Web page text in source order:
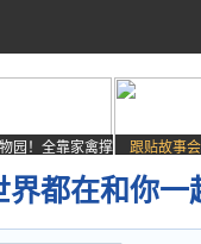
园！全靠家禽撑
跟贴故事
界都在和你一